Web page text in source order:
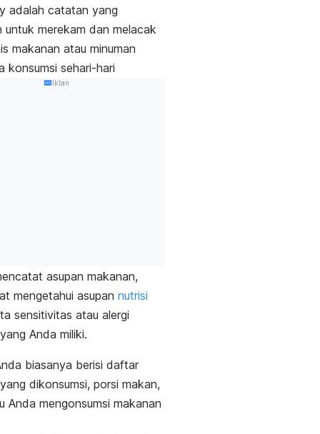
adalah catatan yang
untuk merekam dan melacak
makanan atau minuman
konsumsi sehari-hari
Iklan
asupan makanan,
mengetahui asupan nutrisi
sensitivitas atau alergi
Anda miliki.
biasanya berisi daftar
dikonsumsi, porsi makan,
Anda mengonsumsi makanan